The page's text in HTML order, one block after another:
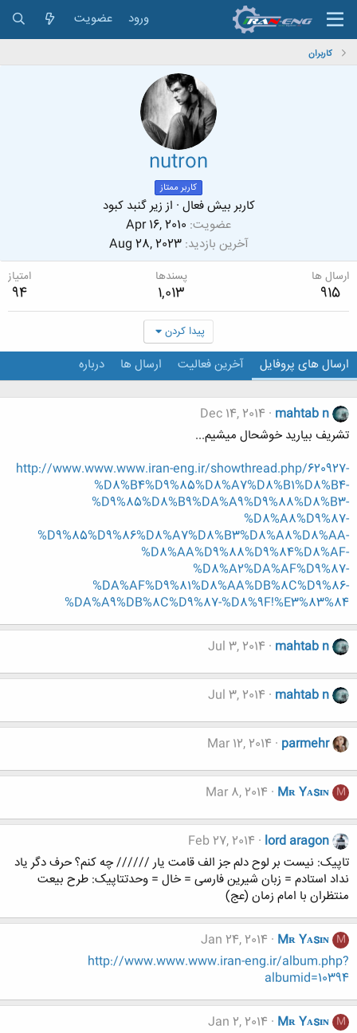
ورود عضویت
کاربران
nutron
کاربر ممتاز
کاربر بیش فعال · اززیر گنبد کبود
عضویت Apr 16, 2010
آخرین بازدید Aug 28, 2023
ارسال ها
915
پسندها
1,013
امتیاز
94
پیدا کردن
ارسال های پروفایل آخرین فعالیت ارسال ها درباره
mahtab n
Dec 14, 2014
تشریف بیارید خوشحال میشیم...
http://www.www.www.iran-eng.ir/showthread.php/620927-
%D8%B4%D9%85%D8%A7%D8%B1%D8%B4-
%D9%85%D8%B9%DA%A9%D9%88%D8%B3-
%D8%A8%D9%87-
%D9%85%D9%86%D8%A7%D8%B3%D8%A8%D8%AA-
%D8%AA%D9%88%D9%84%D8%AF-
%D8%A2%DA%AF%D9%87-
%DA%AF%D9%81%D8%AA%DB%8C%D9%86-
%DA%A9%DB%8C%D9%87-%D8%9F!%E3%83%84
mahtab n
Jul 3, 2014
mahtab n
Jul 3, 2014
parmehr
Mar 12, 2014
M
Mʀ Yᴀsɪɴ
Mar 8, 2014
lord aragon
Feb 27, 2014
تاپیک: نیست بر لوح دلم جز الف قامت یار ////// چه کنم؟ حرف دگر یاد
نداد استادم = زبان شیرین فارسی = خال = وحدتتاپیک: طرح بيعت
منتظران با امام زمان (عج)
M
Mʀ Yᴀsɪɴ
Jan 24, 2014
http://www.www.www.iran-eng.ir/album.php?
albumid=10394
M
Mʀ Yᴀsɪɴ
Jan 2, 2014